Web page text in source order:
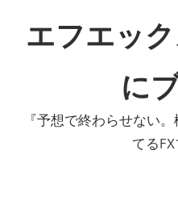
エフエッ
に
『予想で終わらせない
てるFX